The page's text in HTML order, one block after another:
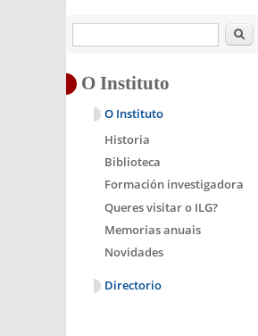
Buscar
O Instituto
O Instituto
Historia
Biblioteca
Formación investigadora
Queres visitar o ILG?
Memorias anuais
Novidades
Directorio